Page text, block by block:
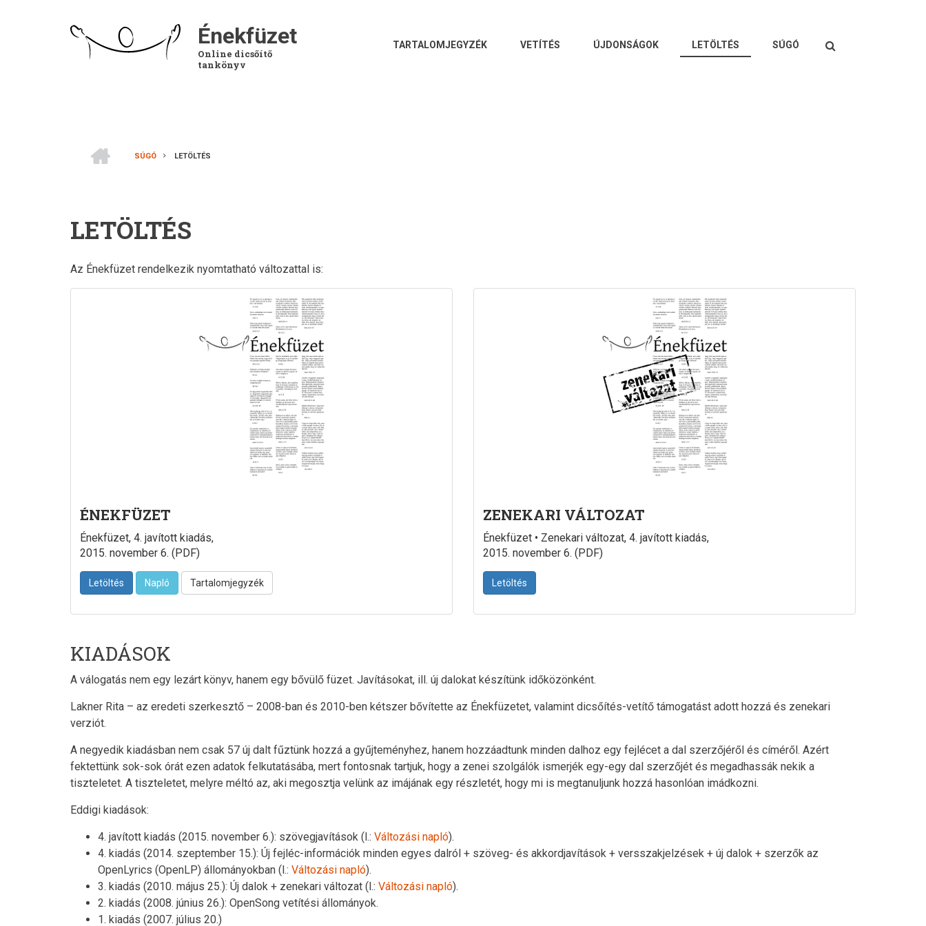
Énekfüzet
Online dicsőítő
tankönyv
Keresés
TARTALOMJEGYZÉK VETÍTÉS ÚJDONSÁGOK LETÖLTÉS SÚGÓ
SÚGÓ
LETÖLTÉS
LETÖLTÉS
Az Énekfüzet rendelkezik nyomtatható változattal is:
ÉNEKFÜZET
Énekfüzet, 4. javított kiadás,
2015. november 6. (PDF)
Letöltés Napló Tartalomjegyzék
ZENEKARI VÁLTOZAT
Énekfüzet • Zenekari változat, 4. javított kiadás,
2015. november 6. (PDF)
Letöltés
KIADÁSOK
A válogatás nem egy lezárt könyv, hanem egy bővülő füzet. Javításokat, ill. új dalokat készítünk időközönként.
Lakner Rita – az eredeti szerkesztő – 2008-ban és 2010-ben kétszer bővítette az Énekfüzetet, valamint dicsőítés-vetítő támogatást adott hozzá és zenekari
verziót.
A negyedik kiadásban nem csak 57 új dalt fűztünk hozzá a gyűjteményhez, hanem hozzáadtunk minden dalhoz egy fejlécet a dal szerzőjéről és címéről. Azért
fektettünk sok-sok órát ezen adatok felkutatásába, mert fontosnak tartjuk, hogy a zenei szolgálók ismerjék egy-egy dal szerzőjét és megadhassák nekik a
tiszteletet. A tiszteletet, melyre méltó az, aki megosztja velünk az imájának egy részletét, hogy mi is megtanuljunk hozzá hasonlóan imádkozni.
Eddigi kiadások:
4. javított kiadás (2015. november 6.): szövegjavítások (l.: Változási napló).
4. kiadás (2014. szeptember 15.): Új fejléc-információk minden egyes dalról + szöveg- és akkordjavítások + versszakjelzések + új dalok + szerzők az
OpenLyrics (OpenLP) állományokban (l.: Változási napló).
3. kiadás (2010. május 25.): Új dalok + zenekari változat (l.: Változási napló).
2. kiadás (2008. június 26.): OpenSong vetítési állományok.
1. kiadás (2007. július 20.)